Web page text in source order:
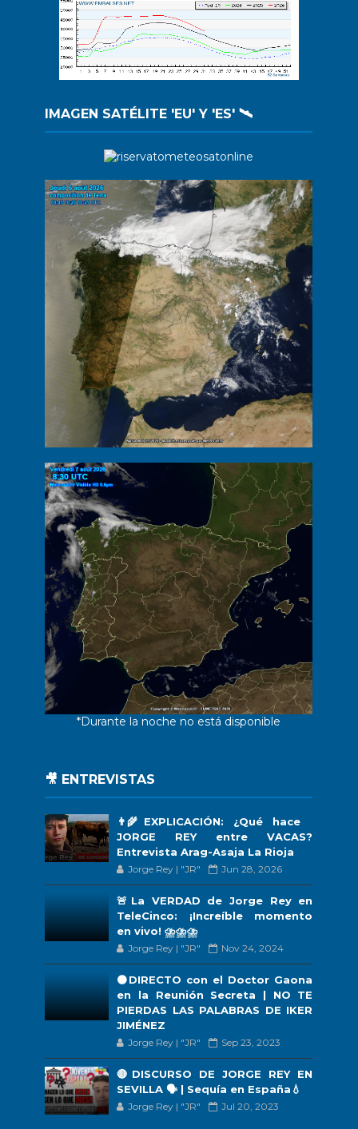
IMAGEN SATÉLITE 'EU' Y 'ES' 🛰️
*Durante la noche no está disponible
🎥 ENTREVISTAS
👨‍🌾EXPLICACIÓN: ¿Qué hace
JORGE REY entre VACAS?
Entrevista Arag-Asaja La Rioja
Jorge Rey | "JR" Jun 28, 2026
🚨La VERDAD de Jorge Rey en
TeleCinco: ¡Increíble momento
en vivo! ⛈️⛈️⛈️
Jorge Rey | "JR" Nov 24, 2024
🟠DIRECTO con el Doctor Gaona
en la Reunión Secreta | NO TE
PIERDAS LAS PALABRAS DE IKER
JIMÉNEZ
Jorge Rey | "JR" Sep 23, 2023
🔴DISCURSO DE JORGE REY EN
SEVILLA 🗣 | Sequía en España💧
Jorge Rey | "JR" Jul 20, 2023